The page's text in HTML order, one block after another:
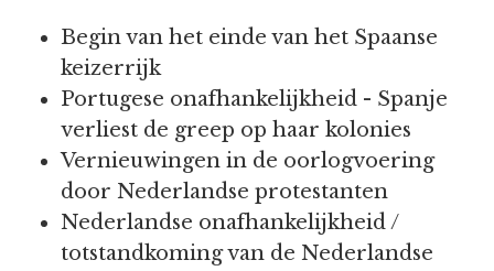
Begin van het einde van het Spaanse
keizerrijk
Portugese onafhankelijkheid - Spanje
verliest de greep op haar kolonies
Vernieuwingen in de oorlogvoering
door Nederlandse protestanten
Nederlandse onafhankelijkheid /
totstandkoming van de Nederlandse